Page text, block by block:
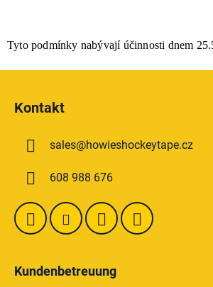
Tyto podmínky nabývají účinnosti dnem
Kontakt
sales@howieshockeytape.cz
608 988 676
Kundenbetreuung